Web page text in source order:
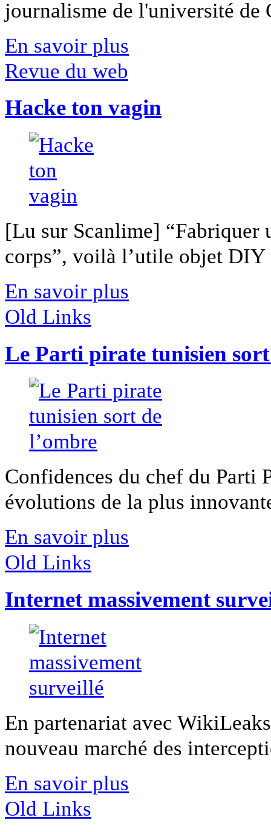
journalisme de l'université
En savoir plus
Revue du web
Hacke ton vagin
[Lu sur Scanlime] “Fabriquer
corps”, voilà l’utile objet
En savoir plus
Old Links
Le Parti pirate tunisien sort
Confidences du chef du Parti
évolutions de la plus
En savoir plus
Old Links
Internet massivement
En partenariat avec
nouveau marché des
En savoir plus
Old Links